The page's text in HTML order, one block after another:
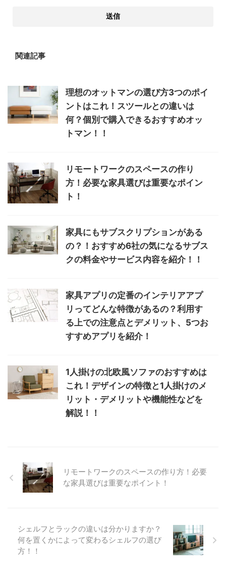
関連記事
理想のオットマンの選び方3つのポイ
ントはこれ！スツールとの違いは
何？個別で購入できるおすすめオッ
トマン！！
リモートワークのスペースの作り
方！必要な家具選びは重要なポイン
ト！
家具にもサブスクリプションがある
の？！おすすめ6社の気になるサブス
クの料金やサービス内容を紹介！！
家具アプリの定番のインテリアアプ
リってどんな特徴があるの？利用す
る上での注意点とデメリット、5つお
すすめアプリを紹介！
1人掛けの北欧風ソファのおすすめは
これ！デザインの特徴と1人掛けのメ
リット・デメリットや機能性などを
解説！！
リモートワークのスペースの作り方！必要
な家具選びは重要なポイント！
シェルフとラックの違いは分かりますか？
何を置くかによって変わるシェルフの選び
方！！